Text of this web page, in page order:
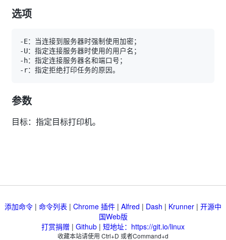
选项
参数
目标：指定目标打印机。
添加命令 | 命令列表 | Chrome 插件 | Alfred | Dash | Krunner | 开源中
国Web版
打赏捐赠 | Github | 短地址：https://git.io/linux
收藏本站请使用 Ctrl+D 或者Command+d